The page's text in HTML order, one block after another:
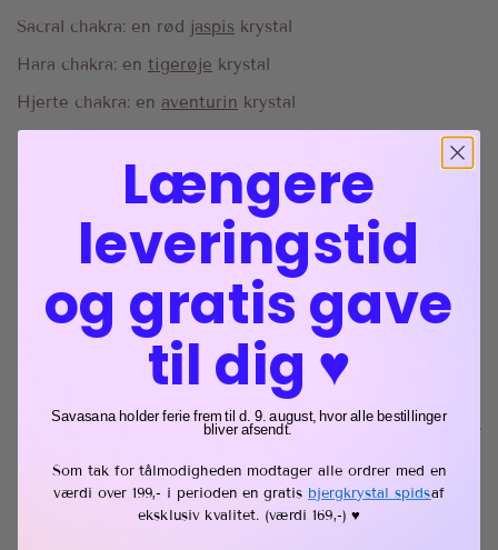
Sacral chakra: en rød jaspis krystal
Hara chakra: entigerøje krystal
Hjerte chakra: en aventurin krystal
Pande chakra (tredje øje): en ametyst krystal
bjergkrystal
Vi vælger et smukt krystalsæt til dig fra vores sortiment,
med samme kvalitet som krystallerne på billederne. Ikke
to krystaller er helt ens, og kan derfor variere i farve,
mønster og små, naturlige "uperfektheder", som gør hver
krystal helt unik.
Længere
leveringstid
og gratis gave
til dig ♥︎
Savasana holder ferie frem til d. 9. august, hvor alle bestillinger
bliver afsendt.
Som tak for tålmodigheden modtager alle ordrer med en
værdi over 199,- i perioden en gratis bjergkrystal spidsaf
eksklusiv kvalitet. (værdi 169,-) ♥︎